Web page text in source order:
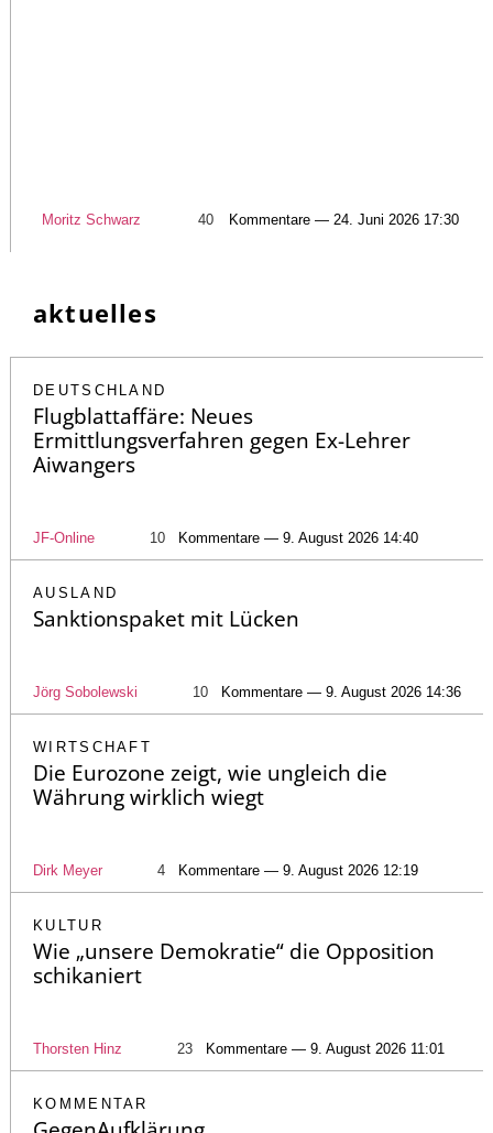
Moritz Schwarz 40 Kommentare — 24. Juni 2026 17:30
aktuelles
DEUTSCHLAND
Flugblattaffäre: Neues
Ermittlungsverfahren gegen Ex-Lehrer
Aiwangers
JF-Online 10 Kommentare — 9. August 2026 14:40
AUSLAND
Sanktionspaket mit Lücken
Jörg Sobolewski 10 Kommentare — 9. August 2026 14:36
WIRTSCHAFT
Die Eurozone zeigt, wie ungleich die
Währung wirklich wiegt
Dirk Meyer 4 Kommentare — 9. August 2026 12:19
KULTUR
Wie „unsere Demokratie“ die Opposition
schikaniert
Thorsten Hinz 23 Kommentare — 9. August 2026 11:01
KOMMENTAR